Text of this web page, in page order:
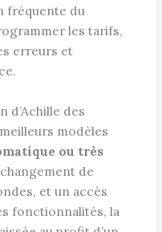
fréquente du
les tarifs,
erreurs et
d’Achille des
modèles
ou très
de
et un accès
fonctionnalités, la